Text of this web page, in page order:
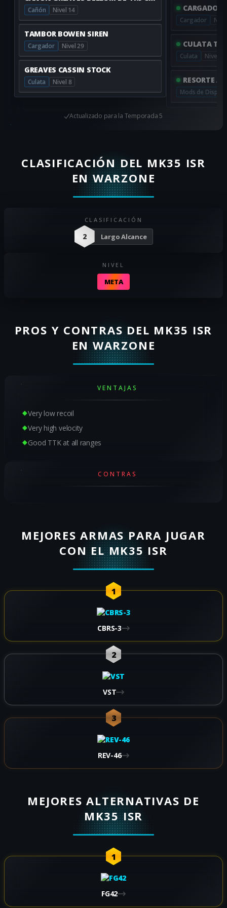
Cañón Nivel 14
TAMBOR BOWEN SIREN
Cargador Nivel 29
GREAVES CASSIN STOCK
Culata Nivel 8
CARGADOR
Cargador
CULATA
Culata Nivel 26
RESORTE
Mods de
Actualizado para la Temporada 5
CLASIFICACIÓN DEL MK35 ISR
EN WARZONE
CLASIFICACIÓN
2 Largo Alcance
NIVEL
META
PROS Y CONTRAS DEL MK35 ISR
EN WARZONE
VENTAJAS
Very low recoil
Very high velocity
Good TTK at all ranges
CONTRAS
MEJORES ARMAS PARA JUGAR
CON EL MK35 ISR
1
CBRS-3
2
VST
3
REV-46
MEJORES ALTERNATIVAS DE
MK35 ISR
1
FG42